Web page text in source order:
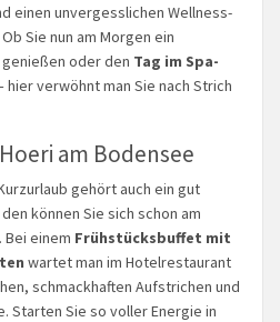
einen unvergesslichen Wellness-
Sie nun am Morgen ein
oder den Tag im Spa-
hier verwöhnt man Sie nach Strich
am Bodensee
gehört auch ein gut
können Sie sich schon am
einem Frühstücksbuffet mit
wartet man im Hotelrestaurant
schmackhaften Aufstrichen und
Starten Sie so voller Energie in